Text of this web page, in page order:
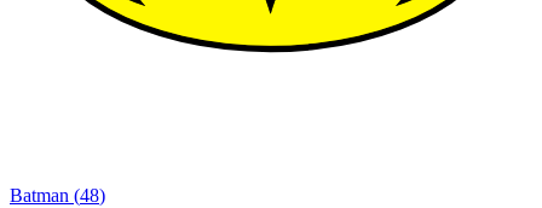
Batman (48)